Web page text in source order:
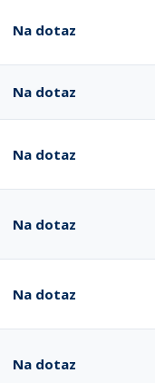
Na dotaz
Na dotaz
Na dotaz
Na dotaz
Na dotaz
Na dotaz